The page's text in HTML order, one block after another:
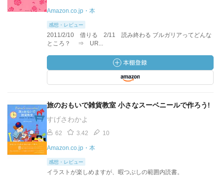
Amazon.co.jp・本
感想・レビュー
2011/2/10 借りる 2/11 読み終わる ブルガリアってどんな
ところ？ ⇒ UR...
旅のおもいで雑貨教室 小さなスーベニールで作ろう!
すげさわかよ
62 3.42 10
Amazon.co.jp・本
感想・レビュー
イラストが楽しめますが、暇つぶしの範囲内読書。